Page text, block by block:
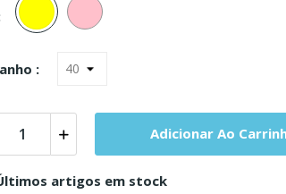
:
Adicionar Ao
artigos em stock